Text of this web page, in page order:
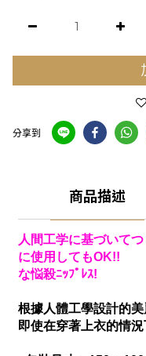
分享到
商品描述
人間工学に基づいて
に使用してもOK!!
な悩殺ﾆｯﾌﾟﾚｽ!
根據人體工學設計的美
即使在穿著上衣的情